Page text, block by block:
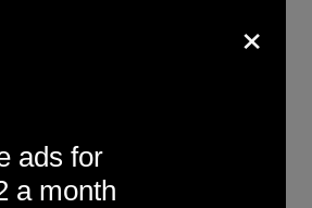
debes comer
de
el más caro), se
Puede que Gwyneth
que compartir si se las
×
ads for
a month